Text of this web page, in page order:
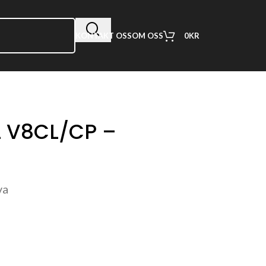
KONTAKT OSSOM OSS 0KR
V8CL/CP –